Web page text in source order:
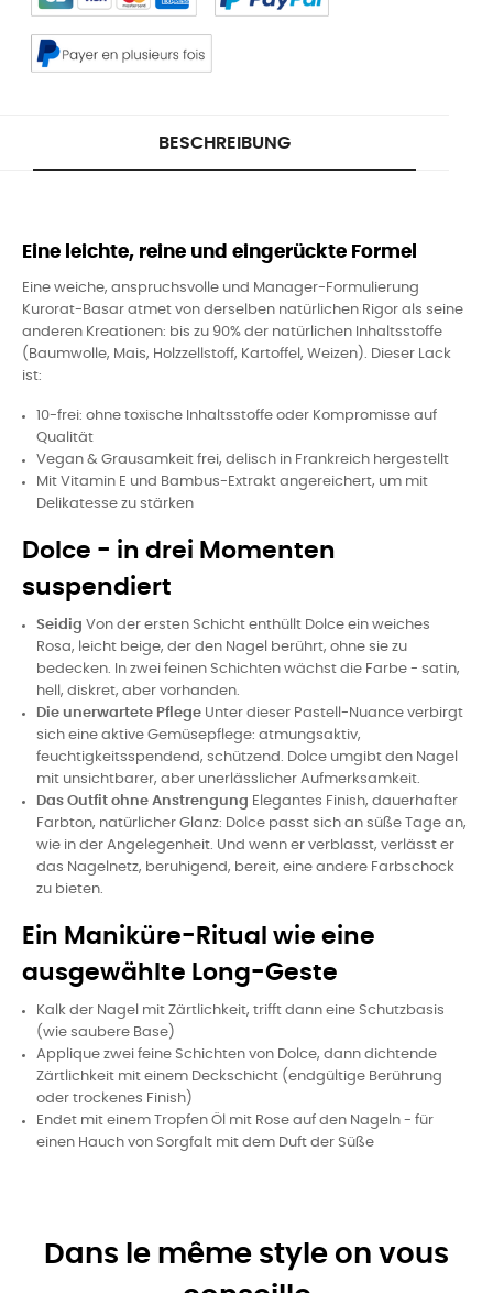
BESCHREIBUNG
Eine leichte, reine und eingerückte Formel
Eine weiche, anspruchsvolle und Manager-Formulierung
Kurorat-Basar atmet von derselben natürlichen Rigor als seine
anderen Kreationen: bis zu 90% der natürlichen Inhaltsstoffe
(Baumwolle, Mais, Holzzellstoff, Kartoffel, Weizen). Dieser Lack
ist:
10-frei: ohne toxische Inhaltsstoffe oder Kompromisse auf
Qualität
Vegan & Grausamkeit frei, delisch in Frankreich hergestellt
Mit Vitamin E und Bambus-Extrakt angereichert, um mit
Delikatesse zu stärken
Dolce - in drei Momenten
suspendiert
Seidig Von der ersten Schicht enthüllt Dolce ein weiches
Rosa, leicht beige, der den Nagel berührt, ohne sie zu
bedecken. In zwei feinen Schichten wächst die Farbe - satin,
hell, diskret, aber vorhanden.
Die unerwartete Pflege Unter dieser Pastell-Nuance verbirgt
sich eine aktive Gemüsepflege: atmungsaktiv,
feuchtigkeitsspendend, schützend. Dolce umgibt den Nagel
mit unsichtbarer, aber unerlässlicher Aufmerksamkeit.
Das Outfit ohne Anstrengung Elegantes Finish, dauerhafter
Farbton, natürlicher Glanz: Dolce passt sich an süße Tage an,
wie in der Angelegenheit. Und wenn er verblasst, verlässt er
das Nagelnetz, beruhigend, bereit, eine andere Farbschock
zu bieten.
Ein Maniküre-Ritual wie eine
ausgewählte Long-Geste
Kalk der Nagel mit Zärtlichkeit, trifft dann eine Schutzbasis
(wie saubere Base)
Applique zwei feine Schichten von Dolce, dann dichtende
Zärtlichkeit mit einem Deckschicht (endgültige Berührung
oder trockenes Finish)
Endet mit einem Tropfen Öl mit Rose auf den Nageln - für
einen Hauch von Sorgfalt mit dem Duft der Süße
Dans le même style on vous